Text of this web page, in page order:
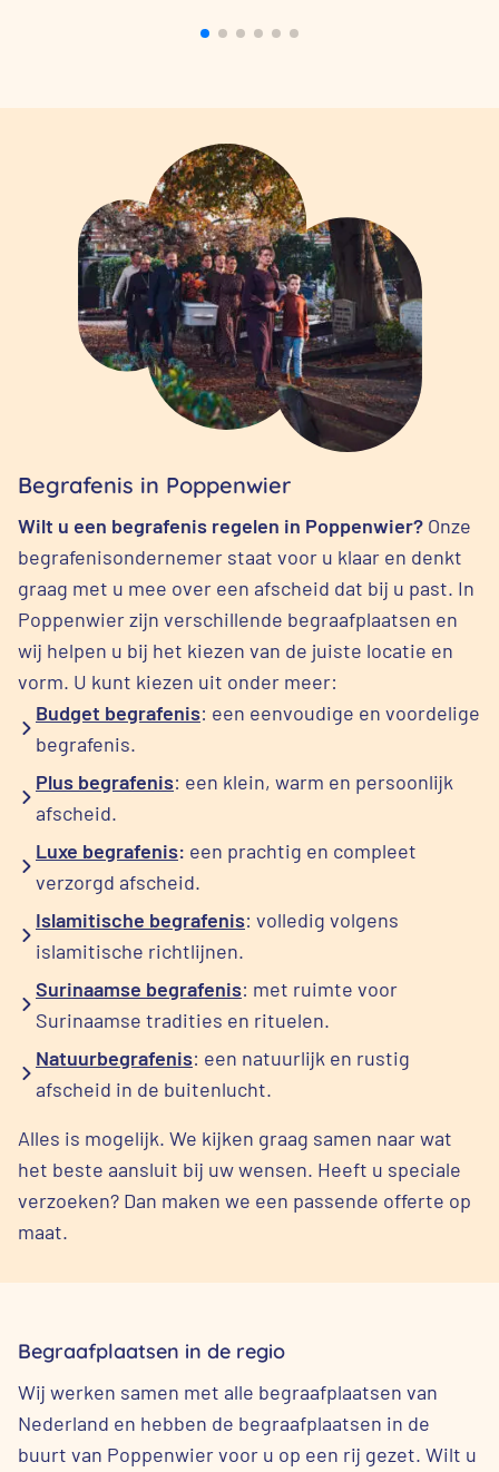
Begrafenis in Poppenwier
Wilt u een begrafenis regelen in Poppenwier? Onze
begrafenisondernemer staat voor u klaar en denkt
graag met u mee over een afscheid dat bij u past. In
Poppenwier zijn verschillende begraafplaatsen en
wij helpen u bij het kiezen van de juiste locatie en
vorm. U kunt kiezen uit onder meer:
Budget begrafenis: een eenvoudige en voordelige
begrafenis.
Plus begrafenis: een klein, warm en persoonlijk
afscheid.
Luxe begrafenis: een prachtig en compleet
verzorgd afscheid.
Islamitische begrafenis: volledig volgens
islamitische richtlijnen.
Surinaamse begrafenis: met ruimte voor
Surinaamse tradities en rituelen.
Natuurbegrafenis: een natuurlijk en rustig
afscheid in de buitenlucht.
Alles is mogelijk. We kijken graag samen naar wat
het beste aansluit bij uw wensen. Heeft u speciale
verzoeken? Dan maken we een passende offerte op
maat.
Begraafplaatsen in de regio
Wij werken samen met alle begraafplaatsen van
Nederland en hebben de begraafplaatsen in de
buurt van Poppenwier voor u op een rij gezet. Wilt u